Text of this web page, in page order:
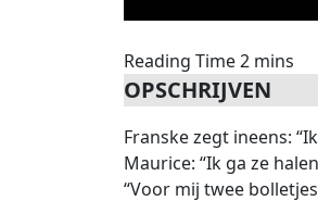
OPSCHRIJVEN
Franske zegt ineens:
Maurice: “Ik ga ze
“Voor mij twee